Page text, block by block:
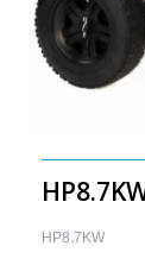
HP8.7KW